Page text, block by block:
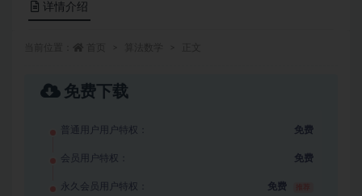
详情介绍
免费下载
普通用户用户特权： 免费
会员用户特权： 免费
永久会员用户特权： 免费